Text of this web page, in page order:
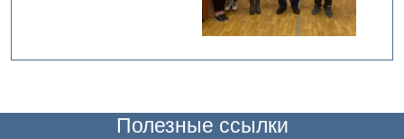
Полезные ссылки